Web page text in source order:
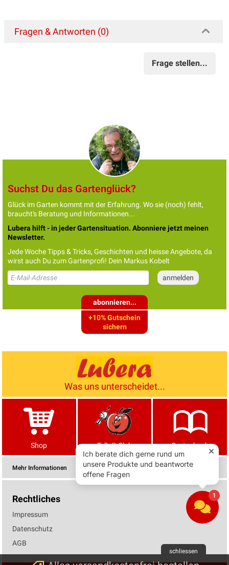
Fragen & Antworten (0)
Frage stellen...
Suchst Du das Gartenglück?
Glück im Garten kommt mit der Erfahrung. Wo sie (noch) fehlt,
braucht's Beratung und Informationen...
Lubera hilft - in jeder Gartensituation. Abonniere jetzt meinen
Newsletter.
Jede Woche Tipps & Tricks, Geschichten und heisse Angebote, da
wirst auch Du zum Gartenprofi! Dein Markus Kobelt
abonnieren...
+10% Gutschein
sichern
Was uns unterscheidet...
Shop Tells® Club Gartenbuch
Mehr Informationen
Rechtliches
Impressum
Datenschutz
AGB
schliessen